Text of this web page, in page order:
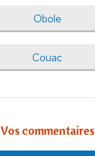
Obole
Couac
Vos commentaires